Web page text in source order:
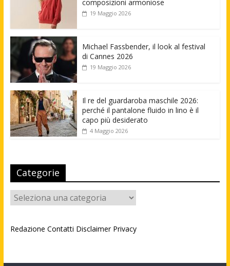
composizioni armoniose
19 Maggio 2026
Michael Fassbender, il look al festival
di Cannes 2026
19 Maggio 2026
Il re del guardaroba maschile 2026:
perché il pantalone fluido in lino è il
capo più desiderato
4 Maggio 2026
Categorie
Categorie
Redazione Contatti Disclaimer Privacy